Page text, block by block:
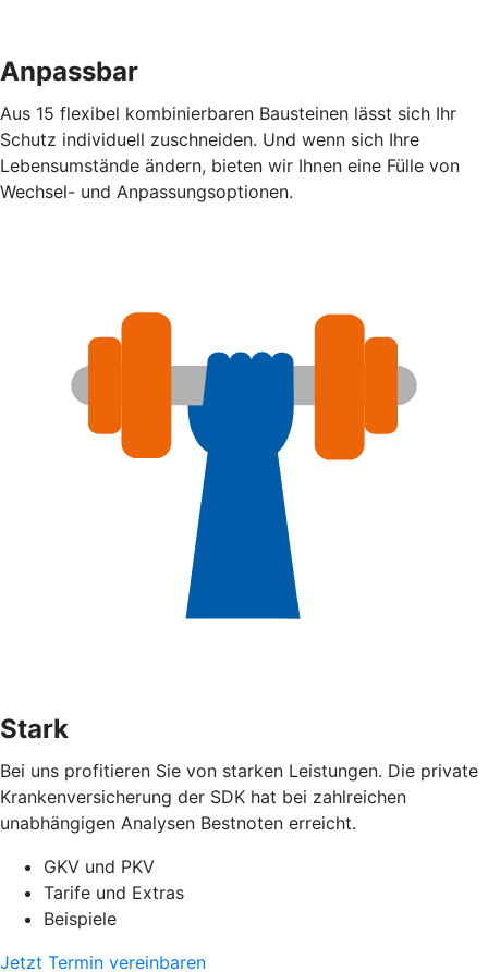
Anpassbar
Aus 15 flexibel kombinierbaren Bausteinen lässt sich Ihr
Schutz individuell zuschneiden. Und wenn sich Ihre
Lebensumstände ändern, bieten wir Ihnen eine Fülle von
Wechsel- und Anpassungsoptionen.
Stark
Bei uns profitieren Sie von starken Leistungen. Die private
Krankenversicherung der SDK hat bei zahlreichen
unabhängigen Analysen Bestnoten erreicht.
GKV und PKV
Tarife und Extras
Beispiele
Jetzt Termin vereinbaren